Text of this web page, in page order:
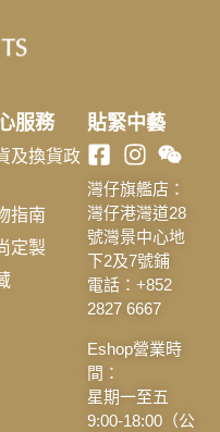
服務
及換貨政
指南
定製
貼緊中藝
灣仔旗艦店：
灣仔港灣道28
號灣景中心地
下2及7號鋪
電話：+852
2827 6667
Eshop營業時
間：
星期一至五
9:00-18:00（公